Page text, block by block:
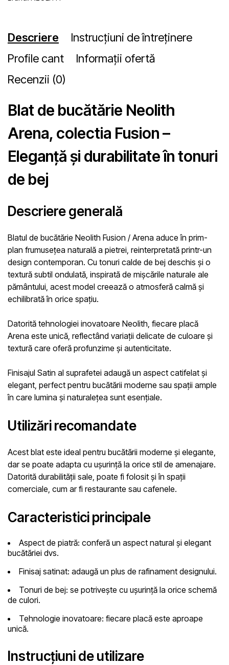
Descriere
Instrucțiuni de întreținere
Profile cant
Informații ofertă
Recenzii (0)
Blat de bucătărie Neolith
Arena, colectia Fusion –
Eleganță și durabilitate în tonuri
de bej
Descriere generală
Blatul de bucătărie Neolith Fusion / Arena aduce în prim-
plan frumusețea naturală a pietrei, reinterpretată printr-un
design contemporan. Cu tonuri calde de bej deschis și o
textură subtil ondulată, inspirată de mișcările naturale ale
pământului, acest model creează o atmosferă calmă și
echilibrată în orice spațiu.
Datorită tehnologiei inovatoare Neolith, fiecare placă
Arena este unică, reflectând variații delicate de culoare și
textură care oferă profunzime și autenticitate.
Finisajul Satin al suprafetei adaugă un aspect catifelat și
elegant, perfect pentru bucătării moderne sau spații ample
în care lumina și naturalețea sunt esențiale.
Utilizări recomandate
Acest blat este ideal pentru bucătării moderne și elegante,
dar se poate adapta cu ușurință la orice stil de amenajare.
Datorită durabilității sale, poate fi folosit și în spații
comerciale, cum ar fi restaurante sau cafenele.
Caracteristici principale
Aspect de piatră: conferă un aspect natural și elegant
bucătăriei dvs.
Finisaj satinat: adaugă un plus de rafinament designului.
Tonuri de bej: se potrivește cu ușurință la orice schemă
de culori.
Tehnologie inovatoare: fiecare placă este aproape
unică.
Instrucțiuni de utilizare